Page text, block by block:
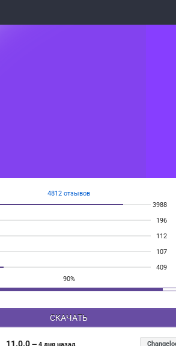
4812 отзывов
3988
196
112
107
409
90%
СКАЧАТЬ
11.0.0—4 дня назад